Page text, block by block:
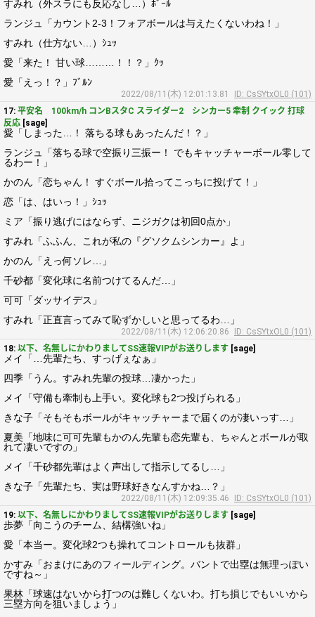
すみれ（外スラにも反応なし…）ﾎﾞｰﾙ
ランジュ「カウント2-3！フォアボールは与えたくないわね！」
すみれ（仕方ない…）ｼｭｯ
愛「来た！ 甘い球………！！？」ｸｯ
愛「えっ！？」ﾌﾞﾙﾝ
2022/08/11(木) 12:01:13.81
ID: CsSYtxOL0 (101)
17: 平安名 100km/h コンBスタC スライダー2 シンカー5 牽制 クイック 打球
反応 [sage]
愛「しまった…！ 落ちる球もあったんだ！？」
ランジュ「落ちる球で空振り三振ー！ でもキャッチャーボール零して
るわー！」
かのん「恋ちゃん！ すぐボール拾ってこっちに投げて！」
恋「は、はいっ！」ｼｭｯ
ミア「振り逃げにはならず、ニジガクは初回0点か」
すみれ「ふふん、これが私の『グソクムシンカー』よ」
かのん「えっ何ソレ…」
千砂都「変化球に名前つけてるんだ…」
可可「ダッサイデス」
すみれ「正直言ってみて恥ずかしいと思ってるわ…」
2022/08/11(木) 12:06:20.86
ID: CsSYtxOL0 (101)
18: 以下、名無しにかわりましてSS速報VIPがお送りします [sage]
メイ「…先輩たち、すっげぇなぁ」
四季「うん。すみれ先輩の投球…凄かった」
メイ「守備も牽制も上手い。変化球も2つ投げられる」
きな子「そもそもボールがキャッチャーまで届くのが凄いっす…」
夏美「地味に可可先輩もかのん先輩も恋先輩も、ちゃんとボールが取
れて凄いですの」
メイ「千砂都先輩はよく声出して指示してるし…」
きな子「先輩たち、実は野球好きなんすかね…？」
2022/08/11(木) 12:09:35.46
ID: CsSYtxOL0 (101)
19: 以下、名無しにかわりましてSS速報VIPがお送りします [sage]
歩夢「向こうのチーム、結構強いね」
愛「本当ー。変化球2つも操れてコントロールも抜群」
かすみ「おまけにあのフィールディング。バントで出塁は無理っぽい
ですね～」
果林「球速はないから打つのは難しくないわ。打ち損じでもいいから
三塁方向を狙いましょう」